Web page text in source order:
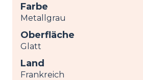
Farbe
Metallgrau
Oberfläche
Glatt
Land
Frankreich